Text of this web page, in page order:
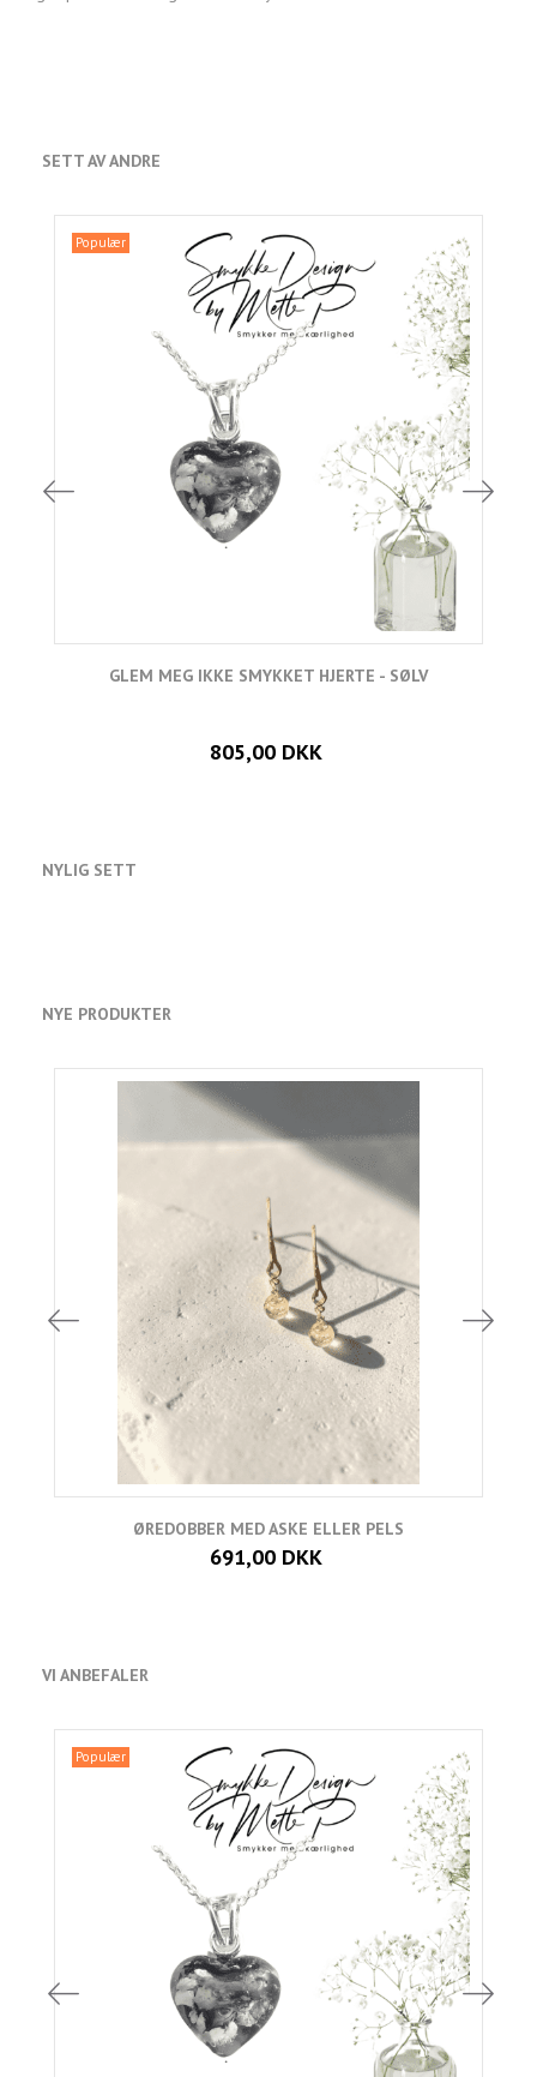
SETT AV ANDRE
Populær
GLEM MEG IKKE SMYKKET HJERTE - SØLV
805,00 DKK
NYLIG SETT
NYE PRODUKTER
ØREDOBBER MED ASKE ELLER PELS
691,00 DKK
VI ANBEFALER
Populær